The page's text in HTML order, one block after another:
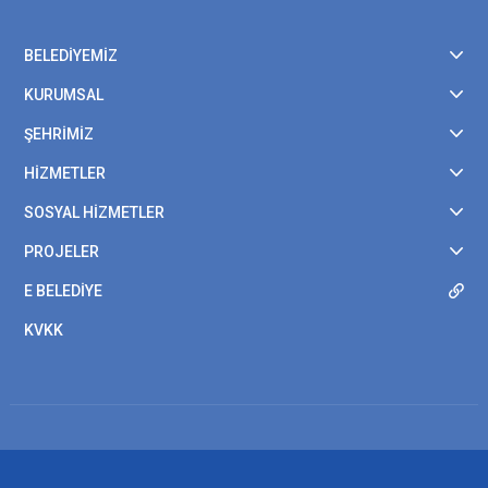
BELEDİYEMİZ
KURUMSAL
ŞEHRİMİZ
HİZMETLER
SOSYAL HİZMETLER
PROJELER
E BELEDİYE
KVKK